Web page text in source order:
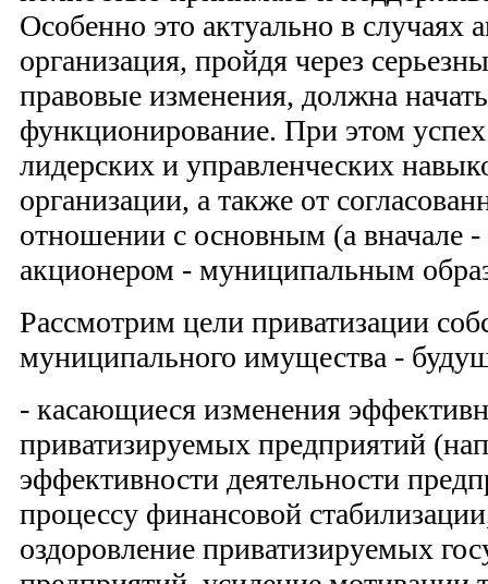
Особенно это актуально в случаях
организация, пройдя через
правовые изменения, должна
функционирование. При этом
лидерских и управленческих
организации, а также от
отношении с основным (а вначале
акционером - муниципальным
Рассмотрим цели приватизации
муниципального имущества -
- касающиеся изменения
приватизируемых предприятий
эффективности деятельности
процессу финансовой
оздоровление приватизируемых